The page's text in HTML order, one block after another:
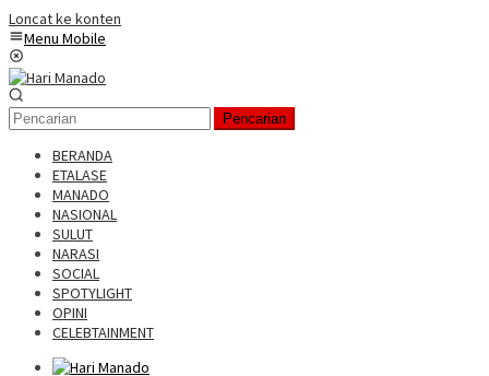
Loncat ke konten
Menu Mobile
Pencarian
BERANDA
ETALASE
MANADO
NASIONAL
SULUT
NARASI
SOCIAL
SPOTYLIGHT
OPINI
CELEBTAINMENT